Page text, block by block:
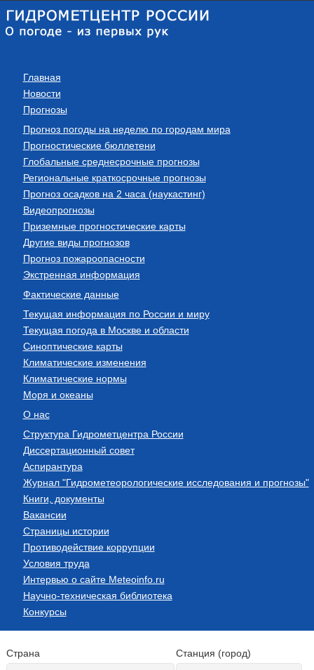
Главная
Новости
Прогнозы
Прогноз погоды на неделю по городам мира
Прогностические бюллетени
Глобальные среднесрочные прогнозы
Региональные краткосрочные прогнозы
Прогноз осадков на 2 часа (наукастинг)
Видеопрогнозы
Приземные прогностические карты
Другие виды прогнозов
Прогноз пожароопасности
Экстренная информация
Фактические данные
Текущая информация по России и миру
Текущая погода в Москве и области
Синоптические карты
Климатические изменения
Климатические нормы
Моря и океаны
О нас
Структура Гидрометцентра России
Диссертационный совет
Аспирантура
Журнал "Гидрометеорологические исследования и прогнозы"
Книги, документы
Вакансии
Страницы истории
Противодействие коррупции
Условия труда
Интервью о сайте Meteoinfo.ru
Научно-техническая библиотека
Конкурсы
Страна Станция (город)